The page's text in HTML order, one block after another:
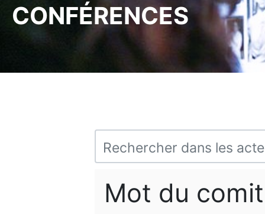
CONFÉRENCES
Mot du